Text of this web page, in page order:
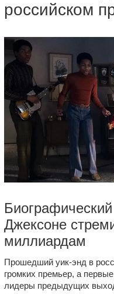
российском
Джексоне
миллиардам
Прошедший уик-энд в
громких премьер, а
лидеры предыдущих